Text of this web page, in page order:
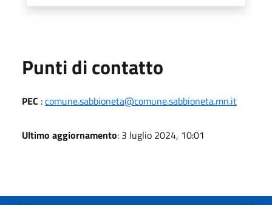
Punti di contatto
PEC :comune.sabbioneta@comune.sabbioneta.mn.it
Ultimo aggiornamento: 3 luglio 2024, 10:01